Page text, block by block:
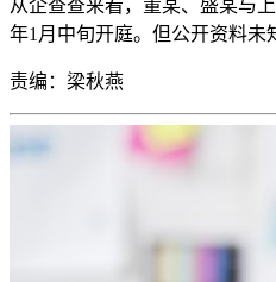
从企查查来看，董某、盛某与
年1月中旬开庭。但公开资料未
责编：梁秋燕